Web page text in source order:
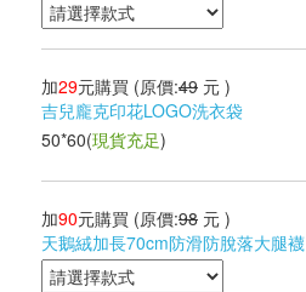
加29元購買 (原價:49 元 )
吉兒龐克印花LOGO洗衣袋
50*60(現貨充足)
加90元購買 (原價:98 元 )
天鵝絨加長70cm防滑防脫落大腿襪